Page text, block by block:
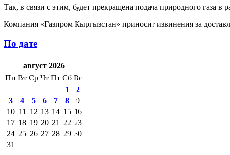
Так, в связи с этим, будет прекращена подача природного газа
Компания «Газпром Кыргызстан» приносит извинения за
По дате
август 2026
Пн Вт Ср Чт Пт Сб Вс
1
2
3
4 5 6 7 8
9
10 11 12 13 14 15 16
17 18 19 20 21 22 23
24 25 26 27 28 29 30
31